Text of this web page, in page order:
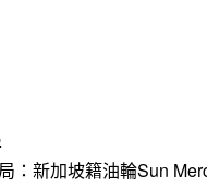
：新加坡籍油輪Sun